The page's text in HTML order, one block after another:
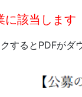
に該当します
するとPDFがダ